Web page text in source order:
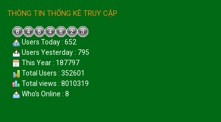
THÔNG TIN THỐNG KÊ TRUY CẬP
Users Today : 652
Users Yesterday : 795
This Year : 187797
Total Users : 352601
Total views : 8010319
Who's Online : 8